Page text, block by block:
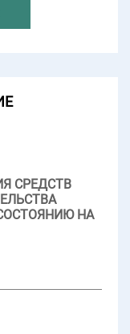
СРЕДСТВ
НА